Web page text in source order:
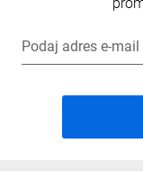
Podaj adres e-mail